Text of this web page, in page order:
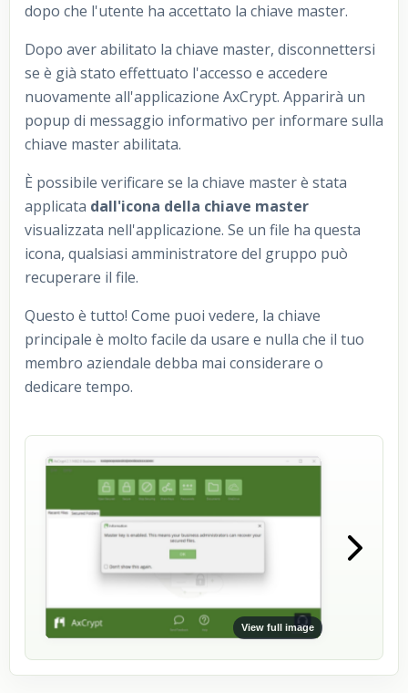
dopo che l'utente ha accettato la chiave master.
Dopo aver abilitato la chiave master, disconnettersi
se è già stato effettuato l'accesso e accedere
nuovamente all'applicazione AxCrypt. Apparirà un
popup di messaggio informativo per informare sulla
chiave master abilitata.
È possibile verificare se la chiave master è stata
applicata dall'icona della chiave master
visualizzata nell'applicazione. Se un file ha questa
icona, qualsiasi amministratore del gruppo può
recuperare il file.
Questo è tutto! Come puoi vedere, la chiave
principale è molto facile da usare e nulla che il tuo
membro aziendale debba mai considerare o
dedicare tempo.
View full image